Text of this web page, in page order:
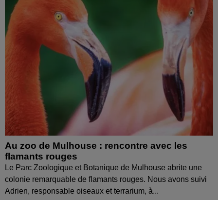
Au zoo de Mulhouse : rencontre avec les
flamants rouges
Le Parc Zoologique et Botanique de Mulhouse abrite une
colonie remarquable de flamants rouges. Nous avons suivi
Adrien, responsable oiseaux et terrarium, à...